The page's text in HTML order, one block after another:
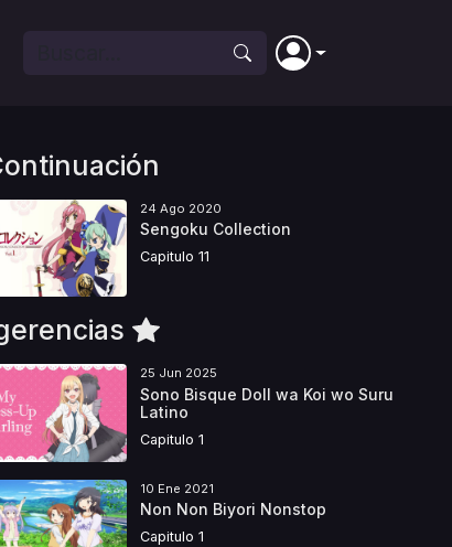
24 Ago 2020
Sengoku Collection
Capitulo 11
25 Jun 2025
Sono Bisque Doll wa Koi wo Suru
Latino
Capitulo 1
10 Ene 2021
Non Non Biyori Nonstop
Capitulo 1